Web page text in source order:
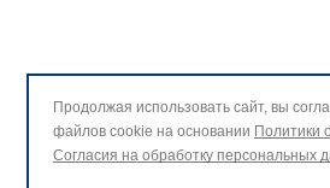
Продолжая использовать сайт, вы
файлов cookie на основании Политики
Согласия на обработку персональных